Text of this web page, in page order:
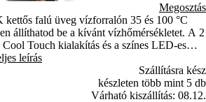
Megosztás
falú üveg vízforralón 35 és 100 °C
állíthatod be a kívánt vízhőmérsékletet. A 2
Touch kialakítás és a színes LED-es
kényelmesebbé teszi a különféle italok
leírás
Szállításra kész
készleten több mint 5 db
Várható kiszállítás: 08.12.